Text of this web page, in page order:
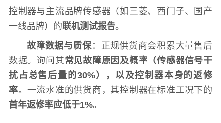
控制器与主流品牌传感器（如三菱、西门子、国产
一线品牌）的联机测试报告。
故障数据与质保：正规供货商会积累大量售后
数据。询问其常见故障原因及概率（传感器信号干
扰占总售后量的30%），以及控制器本身的返修
率。一流水准的供货商，其控制器在标准工况下的
首年返修率应低于1%。